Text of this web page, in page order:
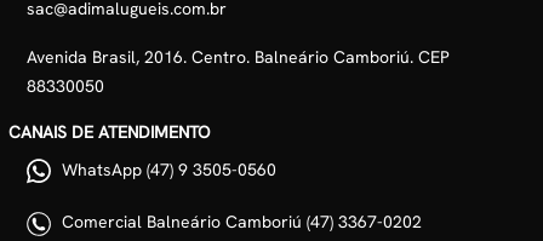
sac@adimalugueis.com.br
Avenida Brasil, 2016. Centro. Balneário Camboriú. CEP
88330050
CANAIS DE ATENDIMENTO
WhatsApp (47) 9 3505-0560
Comercial Balneário Camboriú (47) 3367-0202